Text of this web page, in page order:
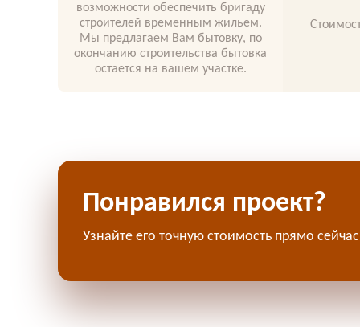
возможности обеспечить бригаду
строителей временным жильем.
Мы предлагаем Вам бытовку, по
окончанию строительства бытовка
остается на вашем участке.
Понравился проект?
Узнайте его точную стоимость прямо